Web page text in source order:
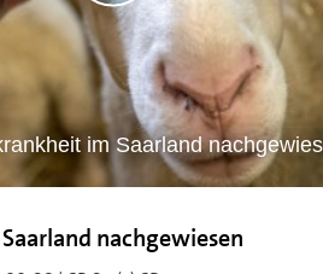
im Saarland
nachgewiesen